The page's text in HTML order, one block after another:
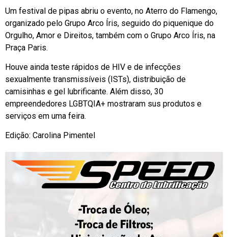
Um festival de pipas abriu o evento, no Aterro do Flamengo,
organizado pelo Grupo Arco Íris, seguido do piquenique do
Orgulho, Amor e Direitos, também com o Grupo Arco Íris, na
Praça Paris.
Houve ainda teste rápidos de HIV e de infecções
sexualmente transmissíveis (ISTs), distribuição de
camisinhas e gel lubrificante. Além disso, 30
empreendedores LGBTQIA+ mostraram sus produtos e
serviços em uma feira.
Edição: Carolina Pimentel